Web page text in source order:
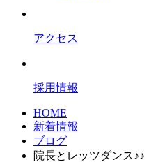
アクセス
採用情報
HOME
新着情報
ブログ
院長とレッツダンス♪♪